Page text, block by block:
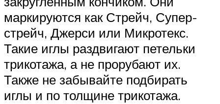
маркируются как Стрейч, Супер-
стрейч, Джерси или Микротекс.
Такие иглы раздвигают петельки
трикотажа, а не прорубают их.
Также не забывайте подбирать
иглы и по толщине трикотажа.